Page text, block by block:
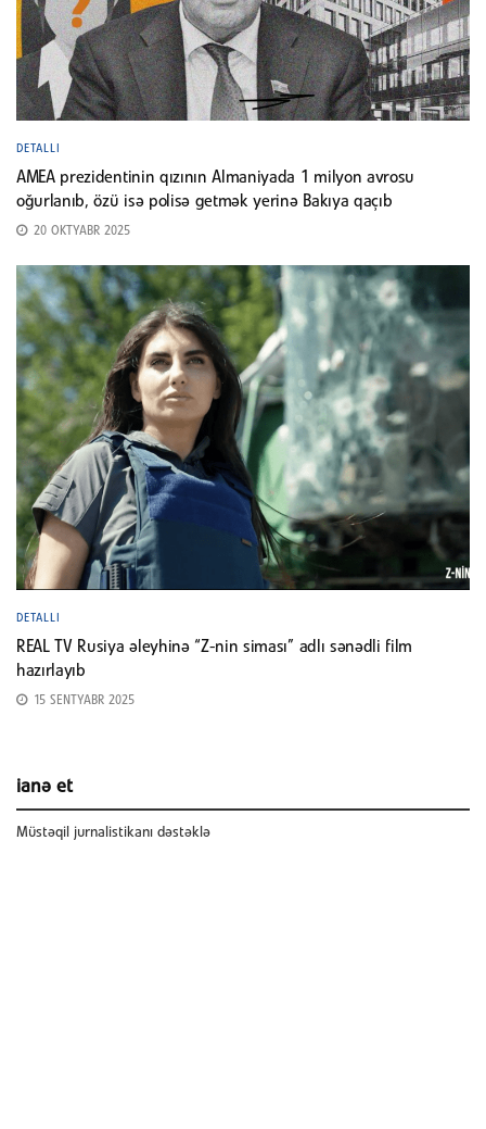
DETALLI
AMEA prezidentinin qızının Almaniyada 1 milyon avrosu
oğurlanıb, özü isə polisə getmək yerinə Bakıya qaçıb
20 OKTYABR 2025
DETALLI
REAL TV Rusiya əleyhinə “Z-nin siması” adlı sənədli film
hazırlayıb
15 SENTYABR 2025
ianə et
Müstəqil jurnalistikanı dəstəklə